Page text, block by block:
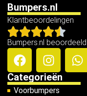
Bumpers.nl
Klantbeoordelingen
Bumpers.nl
Categorieën
Voorbumpers